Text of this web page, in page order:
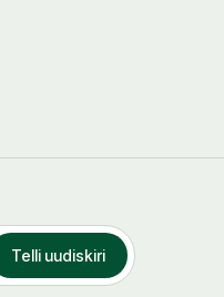
Telli uudiskiri